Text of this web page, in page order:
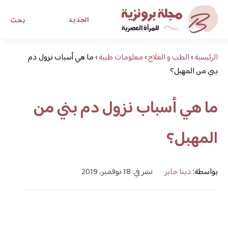
بحث الجديد
مجلة برونزية للفتاة العصريةالرئيسية›الطب و العلاج›معلومات طبية›ما هي أسباب نزول دم
بني من المهبل؟
ما هي أسباب نزول دم بني من
المهبل؟
بواسطة:دينا جابر نشر في: 18 نوفمبر، 2019